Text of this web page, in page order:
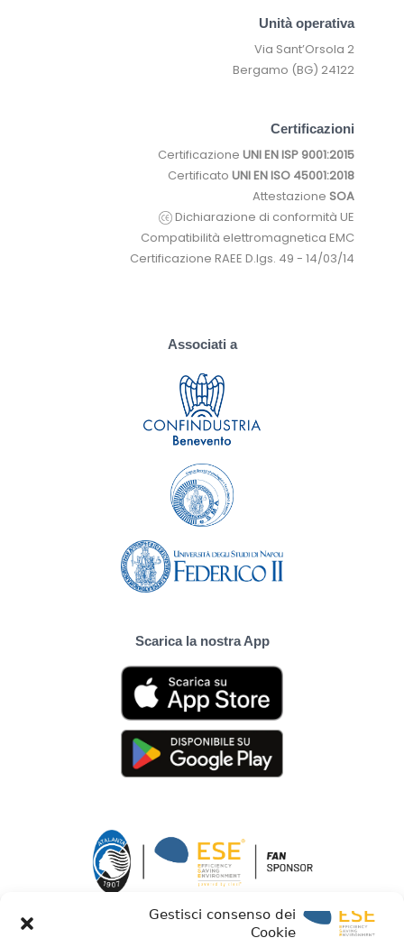
Gestisci consenso dei
Cookie
Unità operativa
Via Sant’Orsola 2
24122 Bergamo (BG)
Certificazioni
Certificazione UNI EN ISP 9001:2015
Certificato UNI EN ISO 45001:2018
Attestazione SOA
Dichiarazione di conformità UE
Compatibilità elettromagnetica EMC
Certificazione RAEE D.lgs. 49 - 14/03/14
Associati a
Scarica la nostra App